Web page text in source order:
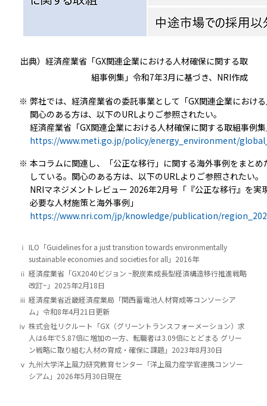
出典）経済産業省「GX関連企業における人材確保に関する取
組事例集」令和7年3月に基づき、NRI作成
※ 弊社では、経済産業省の委託事業として「GX関連企業におけ
関心のある方は、以下のURLよりご参照されたい。
経済産業省「GX関連企業における人材確保に関する取組事例
https://www.meti.go.jp/policy/energy_environment/
※ 本コラムに関連し、「公正な移行」に関する海外事例をまとめ
している。関心のある方は、以下のURLよりご参照されたい。
NRIマネジメントレビュー 2026年2月号「『公正な移行』を実
必要な人材施策と海外事例」
https://www.nri.com/jp/knowledge/publication/
ⅰ ILO「Guidelines for a just transition towards environmentally
sustainable economies and societies for all」2016年
ⅱ 経済産業省「GX2040ビジョン ~脱炭素成長型経済構造移行推進戦略
改訂~」2025年2月18日
ⅲ 経済産業省近畿経済産業局「関西蓄電池人材育成等コンソーシア
ム」令和8年4月21日更新
ⅳ 株式会社リクルート「GX（グリーントランスフォーメーション）求
人は6年で5.87倍に増加の一方、転職者は3.09倍にとどまる グリー
ン戦略に取り組む人材の育成・確保に課題」2023年8月30日
ⅴ 九州大学洋上風力研究教育センター「洋上風力産学官連携コンソー
シアム」2026年5月30日現在